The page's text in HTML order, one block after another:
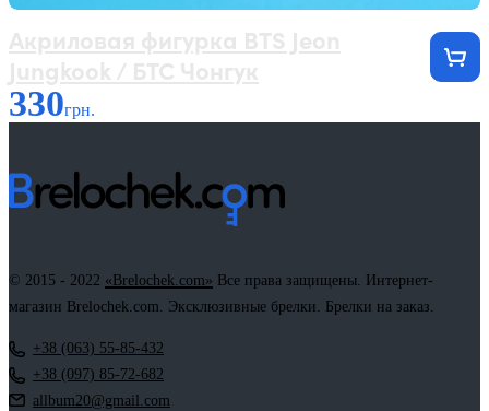
330грн.
© 2015 - 2022 «Brelochek.com» Все права защищены. Интернет-
магазин Brelochek.com. Эксклюзивные брелки. Брелки на заказ.
+38 (063) 55-85-432
+38 (097) 85-72-682
allbum20@gmail.com